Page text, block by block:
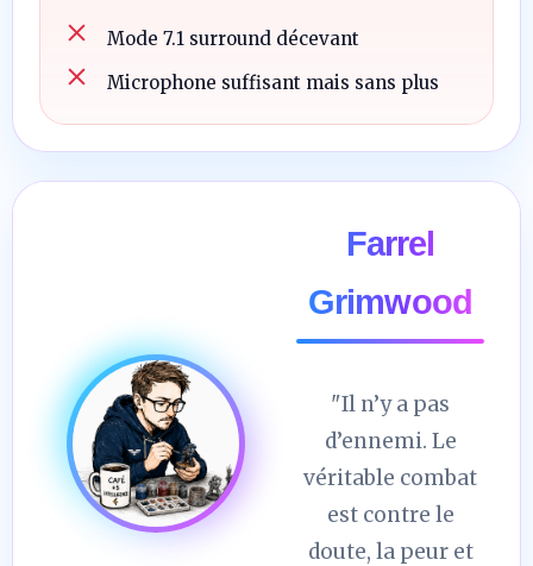
Mode 7.1 surround décevant
Microphone suffisant mais sans plus
Farrel
Grimwood
"Il n’y a pas
d’ennemi. Le
véritable combat
est contre le
doute, la peur et